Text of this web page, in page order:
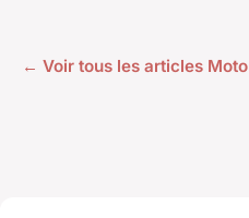
← Voir tous les articles Moto